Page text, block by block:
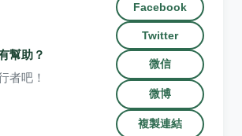
幫助？
者吧！
Facebook
Twitter
微信
微博
複製連結